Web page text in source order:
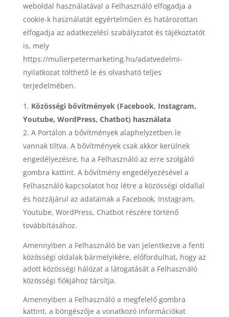
weboldal használatával a Felhasználó elfogadja a
cookie-k használatát egyértelműen és határozottan
elfogadja az adatkezelési szabályzatot és tájékoztatót
is, mely
https://mullerpetermarketing.hu/adatvedelmi-
nyilatkozat tölthető le és olvasható teljes
terjedelmében.
Közösségi bővítmények (Facebook, Instagram,
Youtube, WordPress, Chatbot) használata
A Portálon a bővítmények alaphelyzetben le
vannak tiltva. A bővítmények csak akkor kerülnek
engedélyezésre, ha a Felhasználó az erre szolgáló
gombra kattint. A bővítmény engedélyezésével a
Felhasználó kapcsolatot hoz létre a közösségi oldallal
és hozzájárul az adatainak a Facebook, Instagram,
Youtube, WordPress, Chatbot részére történő
továbbításához.
Amennyiben a Felhasználó be van jelentkezve a fenti
közösségi oldalak bármelyikére, előfordulhat, hogy az
adott közösségi hálózat a látogatását a Felhasználó
közösségi fiókjához társítja.
Amennyiben a Felhasználó a megfelelő gombra
kattint, a böngészője a vonatkozó információkat